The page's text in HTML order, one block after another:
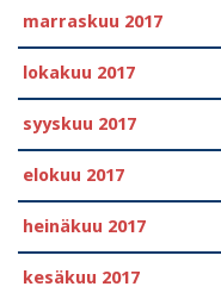
marraskuu 2017
lokakuu 2017
syyskuu 2017
elokuu 2017
heinäkuu 2017
kesäkuu 2017